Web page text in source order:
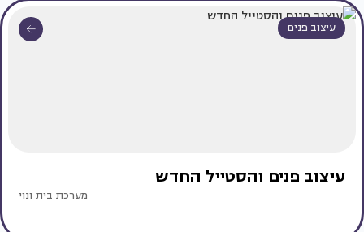
עיצוב פנים
עיצוב פנים והסטייל החדש
מערכת בית ונוי